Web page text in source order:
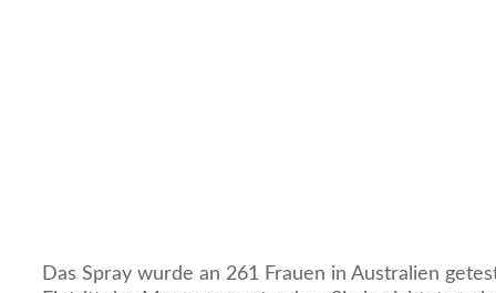
Das Spray wurde an 261 Frauen in Australien